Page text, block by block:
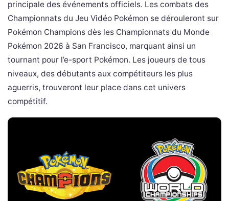
principale des événements officiels. Les combats des
Championnats du Jeu Vidéo Pokémon se dérouleront sur
Pokémon Champions dès les Championnats du Monde
Pokémon 2026 à San Francisco, marquant ainsi un
tournant pour l’e-sport Pokémon. Les joueurs de tous
niveaux, des débutants aux compétiteurs les plus
aguerris, trouveront leur place dans cet univers
compétitif.